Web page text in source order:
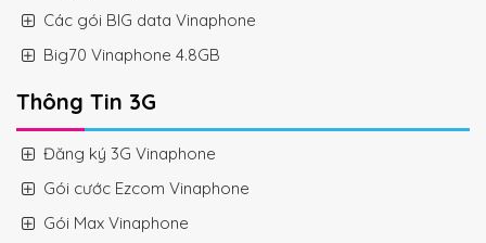
Các gói BIG data Vinaphone
Big70 Vinaphone 4.8GB
Thông Tin 3G
Đăng ký 3G Vinaphone
Gói cước Ezcom Vinaphone
Gói Max Vinaphone